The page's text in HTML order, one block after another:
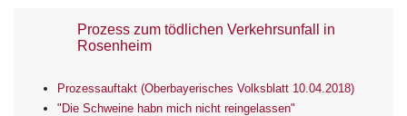
Prozess zum tödlichen Verkehrsunfall in
Rosenheim
Prozessauftakt (Oberbayerisches Volksblatt 10.04.2018)
"Die Schweine habn mich nicht reingelassen"